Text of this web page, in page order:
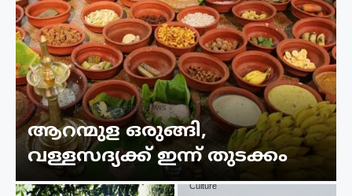
Culture Kerala Latest News
ആറന്മുള ഒരുങ്ങി,
വള്ളസദ്യക്ക് ഇന്ന് തുടക്കം
Culture